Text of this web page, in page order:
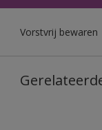
Vorstvrij bewaren